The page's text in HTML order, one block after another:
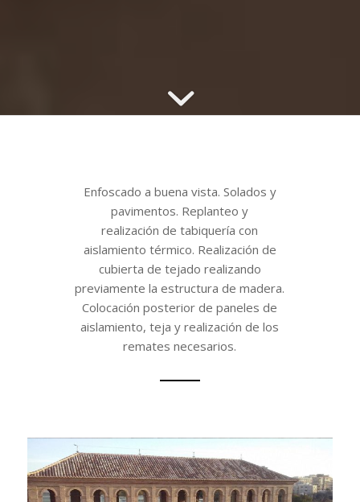
Enfoscado a buena vista. Solados y
pavimentos. Replanteo y
realización de tabiquería con
aislamiento térmico. Realización de
cubierta de tejado realizando
previamente la estructura de madera.
Colocación posterior de paneles de
aislamiento, teja y realización de los
remates necesarios.